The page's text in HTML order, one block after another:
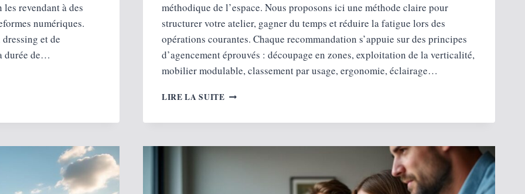
revendant à des
numériques.
et de
durée de…
méthodique de l’espace. Nous proposons ici une méthode claire pour
structurer votre atelier, gagner du temps et réduire la fatigue lors des
opérations courantes. Chaque recommandation s’appuie sur des principes
d’agencement éprouvés : découpage en zones, exploitation de la verticalité,
mobilier modulable, classement par usage, ergonomie, éclairage…
LIRE LA SUITE COMMENT